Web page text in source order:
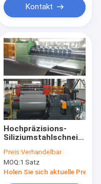
Kontakt
Hochpräzisions-
Siliziumstahlschneidlinie
Schnittgenauigkeit,
Schnittgeschwindigkeit
von 120 m/min und
Preis:Verhandelbar
MOQ:1 Satz
Holen Sie sich aktuelle Preis